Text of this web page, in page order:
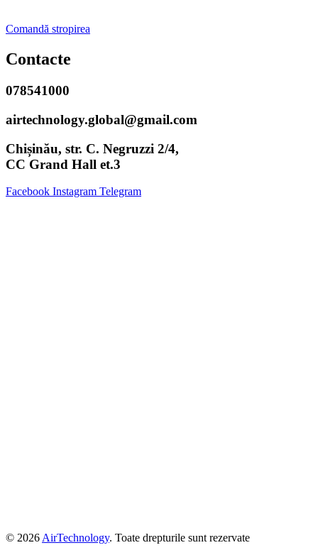
Comandă stropirea
Contacte
078541000
airtechnology.global@gmail.com
Chișinău, str. C. Negruzzi 2/4,
CC Grand Hall et.3
Facebook Instagram Telegram
© 2026 AirTechnology. Toate drepturile sunt rezervate